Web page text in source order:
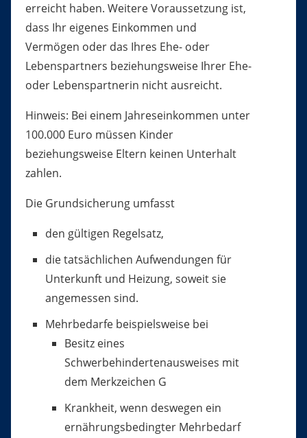
erreicht haben. Weitere Voraussetzung ist,
dass Ihr eigenes Einkommen und
Vermögen oder das Ihres Ehe- oder
Lebenspartners beziehungsweise Ihrer Ehe-
oder Lebenspartnerin nicht ausreicht.
Hinweis: Bei einem Jahreseinkommen unter
100.000 Euro müssen Kinder
beziehungsweise Eltern keinen Unterhalt
zahlen.
Die Grundsicherung umfasst
den gültigen Regelsatz,
die tatsächlichen Aufwendungen für
Unterkunft und Heizung, soweit sie
angemessen sind.
Mehrbedarfe beispielsweise bei
Besitz eines
Schwerbehindertenausweises mit
dem Merkzeichen G
Krankheit, wenn deswegen ein
ernährungsbedingter Mehrbedarf